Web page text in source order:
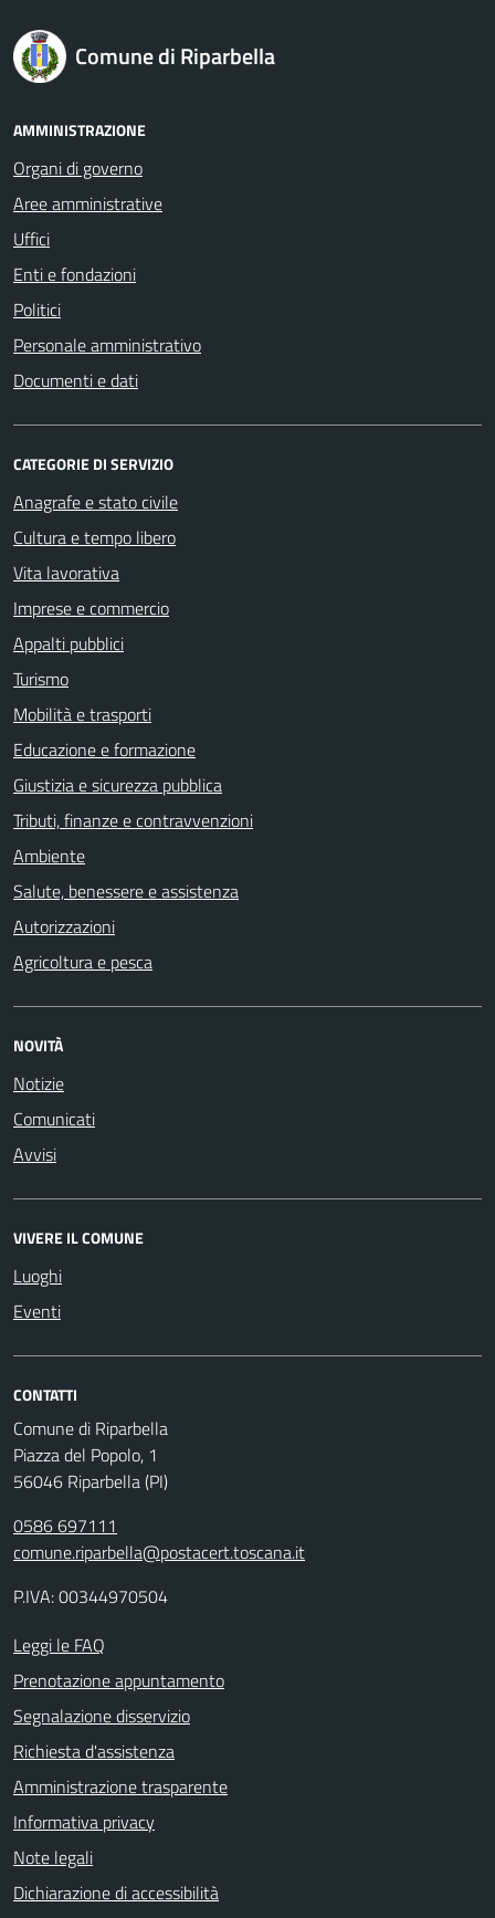
logo Unione Europea
Comune di Riparbella
AMMINISTRAZIONE
Organi di governo
Aree amministrative
Uffici
Enti e fondazioni
Politici
Personale amministrativo
Documenti e dati
CATEGORIE DI SERVIZIO
Anagrafe e stato civile
Cultura e tempo libero
Vita lavorativa
Imprese e commercio
Appalti pubblici
Turismo
Mobilità e trasporti
Educazione e formazione
Giustizia e sicurezza pubblica
Tributi, finanze e contravvenzioni
Ambiente
Salute, benessere e assistenza
Autorizzazioni
Agricoltura e pesca
NOVITÀ
Notizie
Comunicati
Avvisi
VIVERE IL COMUNE
Luoghi
Eventi
CONTATTI
Comune di Riparbella
Piazza del Popolo, 1
56046 Riparbella (PI)
0586 697111
comune.riparbella@postacert.toscana.it
P.IVA: 00344970504
Leggi le FAQ
Prenotazione appuntamento
Segnalazione disservizio
Richiesta d'assistenza
Amministrazione trasparente
Informativa privacy
Note legali
Dichiarazione di accessibilità